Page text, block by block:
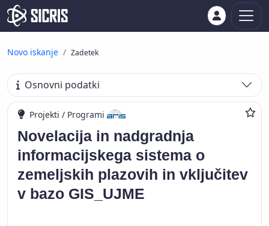
Novo iskanje Zadetek
Osnovni podatki
Projekti / Programi
Novelacija in nadgradnja
informacijskega sistema o
zemeljskih plazovih in vključitev
v bazo GIS_UJME